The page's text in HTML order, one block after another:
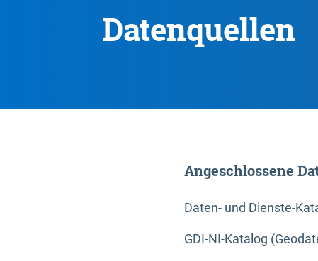
Datenquellen
Angeschlossene
Daten- und Dienste-
GDI-NI-Katalog